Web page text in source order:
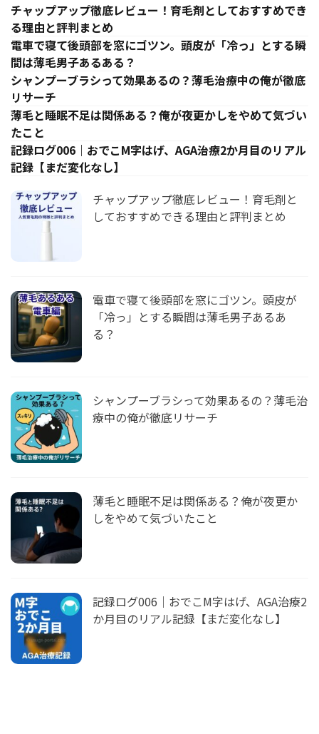
チャップアップ徹底レビュー！育毛剤としておすすめでき
る理由と評判まとめ
電車で寝て後頭部を窓にゴツン。頭皮が「冷っ」とする瞬
間は薄毛男子あるある？
シャンプーブラシって効果あるの？薄毛治療中の俺が徹底
リサーチ
薄毛と睡眠不足は関係ある？俺が夜更かしをやめて気づい
たこと
記録ログ006｜おでこM字はげ、AGA治療2か月目のリアル
記録【まだ変化なし】
チャップアップ徹底レビュー！育毛剤と
しておすすめできる理由と評判まとめ
電車で寝て後頭部を窓にゴツン。頭皮が
「冷っ」とする瞬間は薄毛男子あるあ
る？
シャンプーブラシって効果あるの？薄毛治
療中の俺が徹底リサーチ
薄毛と睡眠不足は関係ある？俺が夜更か
しをやめて気づいたこと
記録ログ006｜おでこM字はげ、AGA治療2
か月目のリアル記録【まだ変化なし】